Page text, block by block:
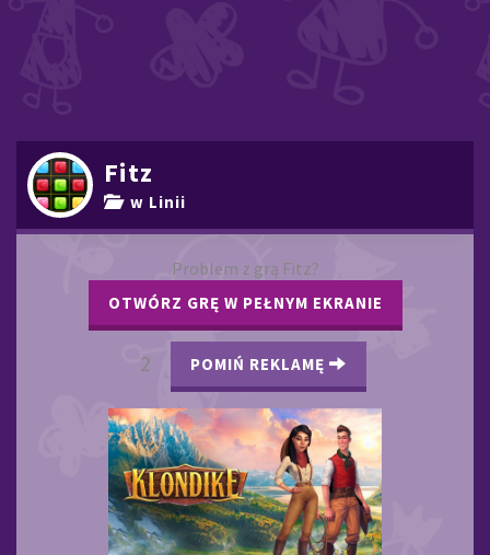
Fitz
w Linii
Problem z grą Fitz?
OTWÓRZ GRĘ W PEŁNYM EKRANIE
2 POMIŃ REKLAMĘ